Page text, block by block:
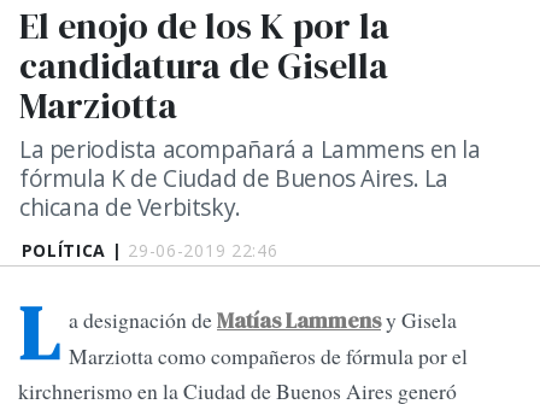
POLÍTICA | 29-06-2019 22:46
El enojo de los K por la
candidatura de Gisella
Marziotta
La periodista acompañará a Lammens en la
fórmula K de Ciudad de Buenos Aires. La
chicana de Verbitsky.
L a designación deMatías Lammensy Gisela
Marziotta como compañeros de fórmula por el
kirchnerismo en la Ciudad de Buenos Aires generó